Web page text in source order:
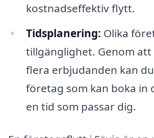
kostnadseffektiv flytt.
Tidsplanering: Olika
tillgänglighet. Genom
flera erbjudanden kan
företag som kan boka in
en tid som passar dig.